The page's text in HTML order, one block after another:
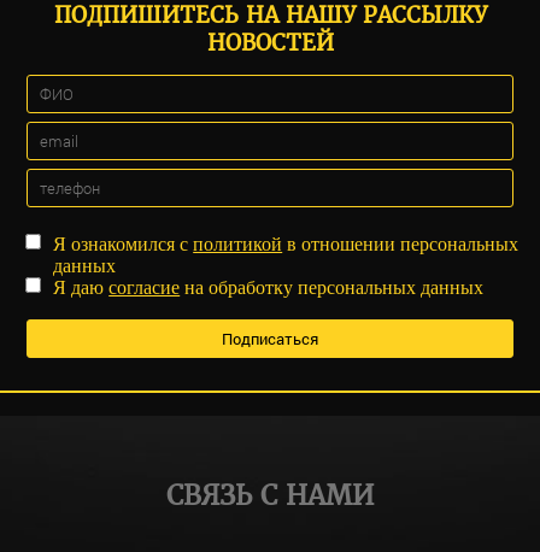
ПОДПИШИТЕСЬ НА НАШУ РАССЫЛКУ
НОВОСТЕЙ
Я ознакомился сполитикой в отношении персональных
данных
Я даюсогласие на обработку персональных данных
СВЯЗЬ С НАМИ